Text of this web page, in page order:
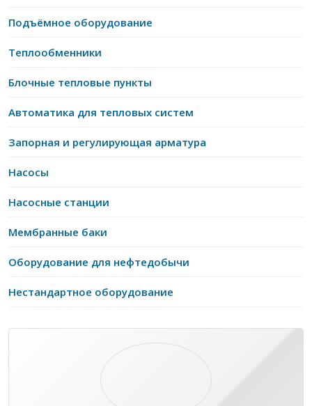
Подъёмное оборудование
Теплообменники
Блочные тепловые пункты
Автоматика для тепловых систем
Запорная и регулирующая арматура
Насосы
Насосные станции
Мембранные баки
Оборудование для нефтедобычи
Нестандартное оборудование